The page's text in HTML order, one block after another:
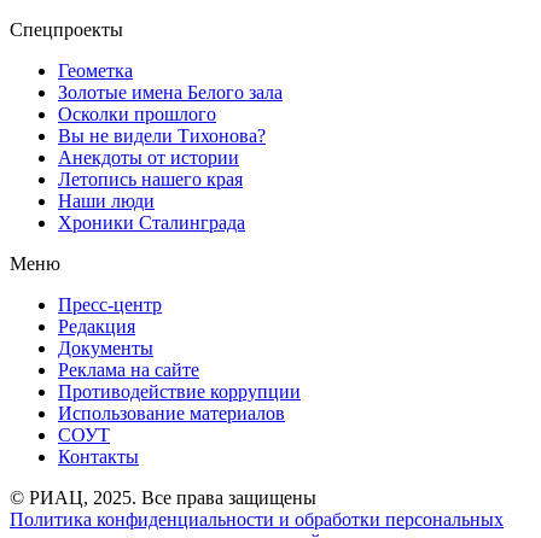
Спецпроекты
Геометка
Золотые имена Белого зала
Осколки прошлого
Вы не видели Тихонова?
Анекдоты от истории
Летопись нашего края
Наши люди
Хроники Сталинграда
Меню
Пресс-центр
Редакция
Документы
Реклама на сайте
Противодействие коррупции
Использование материалов
СОУТ
Контакты
© РИАЦ, 2025. Все права защищены
Политика конфиденциальности и обработки персональных